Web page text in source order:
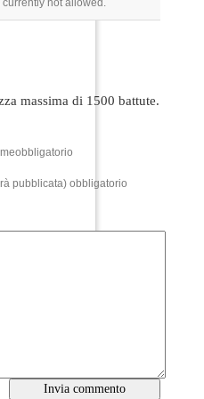
not allowed.
massima di 1500 battute.
pubblicata) obbligatorio